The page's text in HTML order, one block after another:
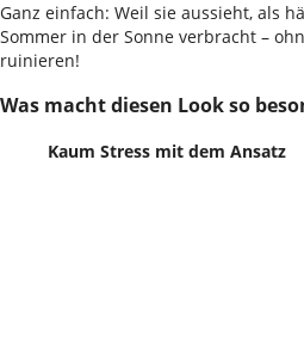
Ganz einfach: Weil sie aussieht, als
Sommer in der Sonne verbracht –
ruinieren!
Was macht diesen Look so
Kaum Stress mit dem Ansatz